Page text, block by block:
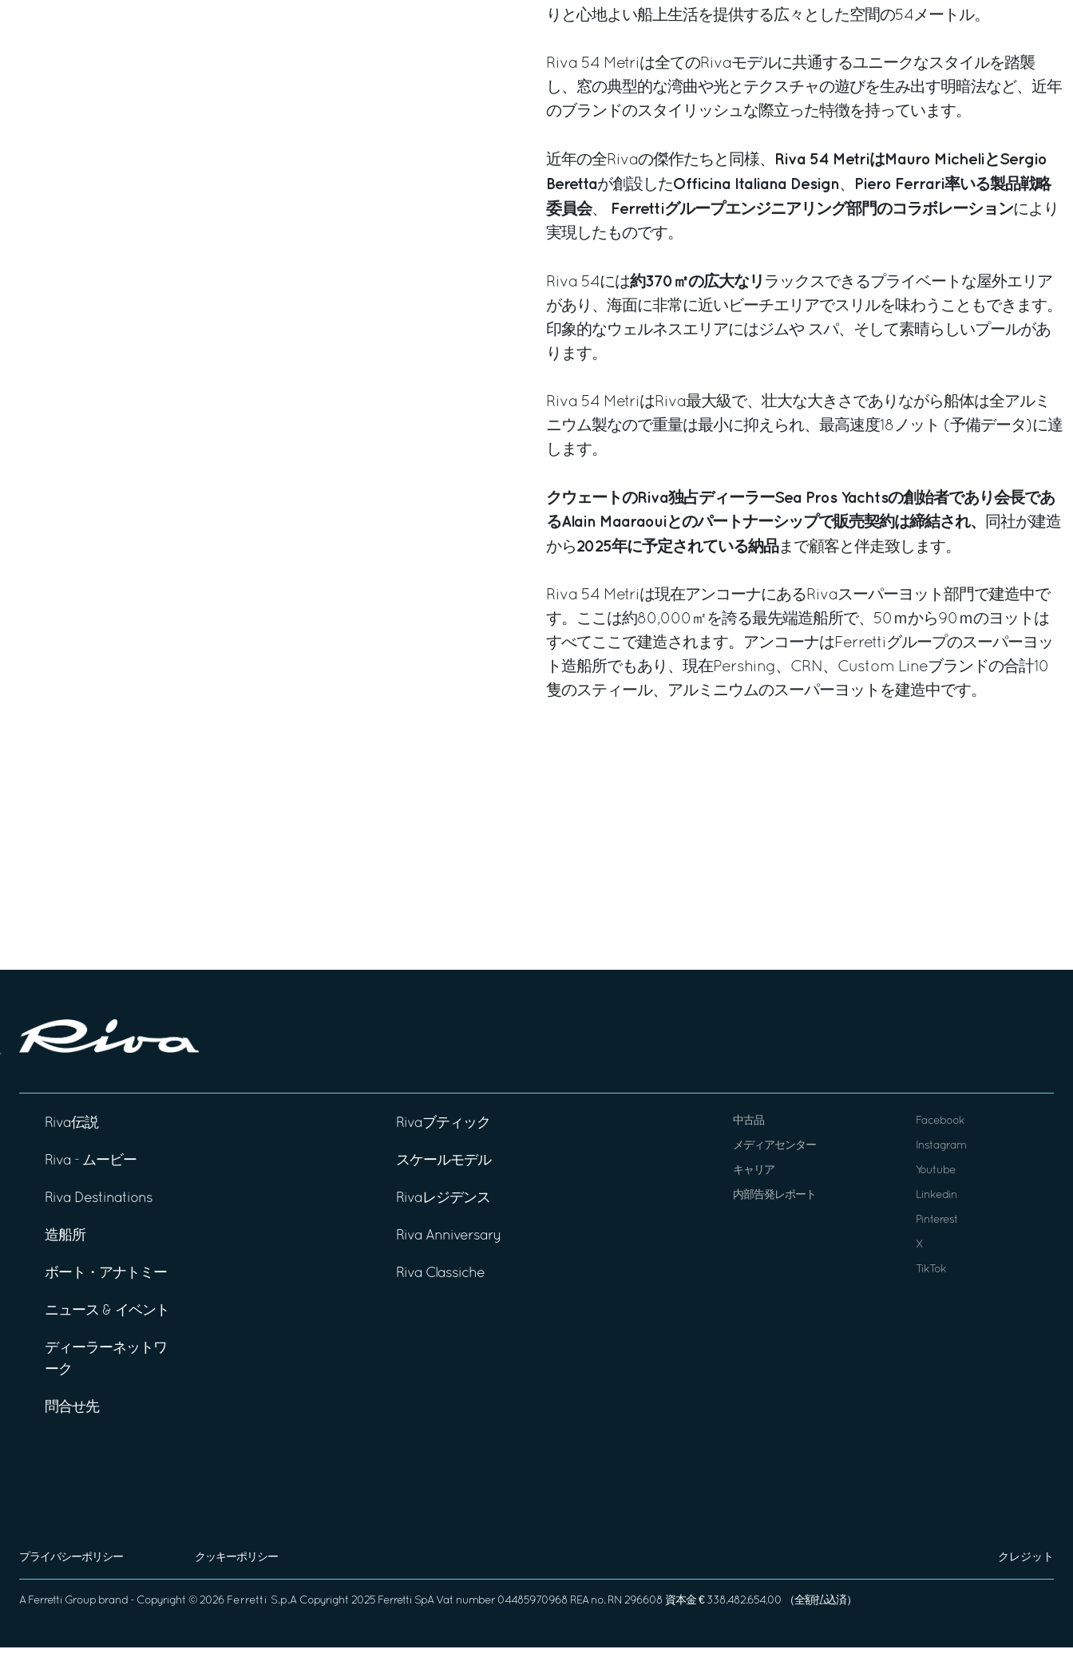
りと心地よい船上生活を提供する広々とした空間の54メートル。
Riva 54 Metriは全てのRivaモデルに共通するユニークなスタイルを踏襲
し、窓の典型的な湾曲や光とテクスチャの遊びを生み出す明暗法など、近年
のブランドのスタイリッシュな際立った特徴を持っています。
近年の全Rivaの傑作たちと同様、
Riva 54 MetriはMauro MicheliとSergio
Berettaが創設したOfficina Italiana Design、
Piero Ferrari率いる製品戦略
委員会、 Ferrettiグループエンジニアリング部門のコラボレーションにより
実現したものです。
Riva 54には約370㎡の広大なリ ラックスできるプライベートな屋外エリア
があり、海面に非常に近いビーチエリアでスリルを味わうこともできます。
印象的なウェルネスエリアにはジムや スパ、そして素晴らしいプールがあ
ります。
Riva 54 MetriはRiva最大級で、壮大な大きさでありながら船体は全アルミ
ニウム製なので重量は最小に抑えられ、最高速度18ノット (予備データ)に達
します。
クウェートのRiva独占ディーラーSea Pros Yachtsの創始者であり会長であ
るAlain Maaraouiとのパートナーシップで販売契約は締結され、
同社が建造
から2025年に予定されている納品まで顧客と伴走致します。
Riva 54 Metriは現在アンコーナにあるRivaスーパーヨット部門で建造中で
す。ここは約80,000㎡を誇る最先端造船所で、50ｍから90ｍのヨットは
すべてここで建造されます。アンコーナはFerrettiグループのスーパーヨッ
ト造船所でもあり、現在Pershing、CRN、Custom Lineブランドの合計10
隻のスティール、アルミニウムのスーパーヨットを建造中です。
Riva伝説
Riva - ムービー
Riva Destinations
造船所
ボート・アナトミー
ニュース & イベント
ディーラーネットワ
ーク
問合せ先
Rivaブティック
スケールモデル
Rivaレジデンス
Riva Anniversary
Riva Classiche
中古品
メディアセンター
キャリア
内部告発レポート
Facebook
Instagram
Youtube
Linkedin
Pinterest
X
TikTok
プライバシーポリシー クッキーポリシー クレジット
A Ferretti Group brand - Copyright © 2026 Ferretti S.p.A Copyright 2025 Ferretti SpA Vat number 04485970968 REA no. RN 296608 資本金 € 338.482.654,00 （全額払込済）